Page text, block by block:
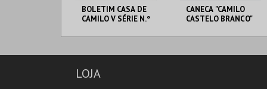
BOLETIM CASA DE
CAMILO V SÉRIE N.º
LOJA DA CASA-
CANECA "CAMILO
CASTELO BRANCO"
LOJA DA CASA-
LOJA